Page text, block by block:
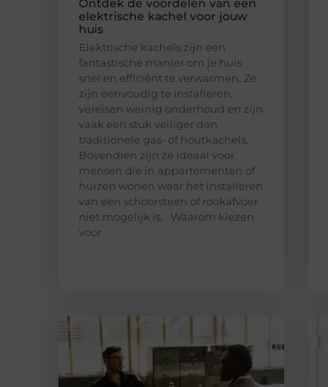
Ontdek de voordelen van een
elektrische kachel voor jouw
huis
Elektrische kachels zijn een
fantastische manier om je huis
snel en efficiënt te verwarmen. Ze
zijn eenvoudig te installeren,
vereisen weinig onderhoud en zijn
vaak een stuk veiliger dan
traditionele gas- of houtkachels.
Bovendien zijn ze ideaal voor
mensen die in appartementen of
huizen wonen waar het installeren
van een schoorsteen of rookafvoer
niet mogelijk is. Waarom kiezen
voor